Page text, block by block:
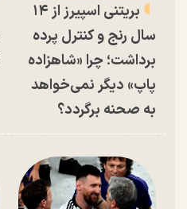
بریتنی اسپیرز از ۱۴
سال رنج و کنترل پرده
برداشت؛ چرا «شاهزاده
پاپ» دیگر نمی‌خواهد
به صحنه برگردد؟